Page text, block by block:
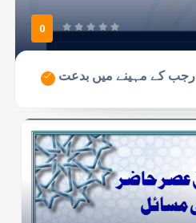
0
رجب کے مہینے میں بدعت